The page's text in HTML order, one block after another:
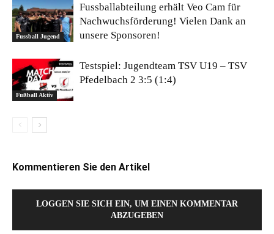
Fussball Jugend
Fussballabteilung erhält Veo Cam für
Nachwuchsförderung! Vielen Dank an
unsere Sponsoren!
Fußball Aktiv
Testspiel: Jugendteam TSV U19 – TSV
Pfedelbach 2 3:5 (1:4)
Kommentieren Sie den Artikel
LOGGEN SIE SICH EIN, UM EINEN KOMMENTAR
ABZUGEBEN